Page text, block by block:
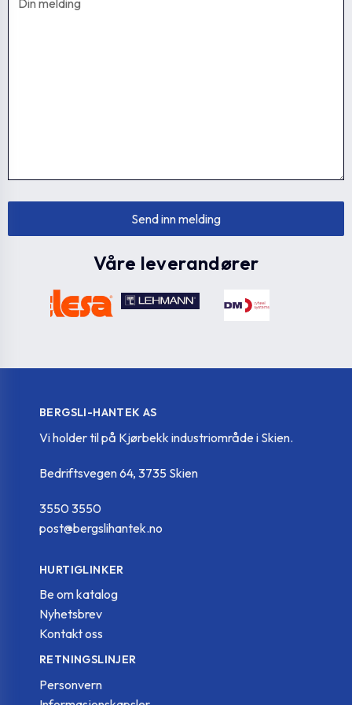
Våre leverandører
BERGSLI-HANTEK AS
Vi holder til på Kjørbekk industriområde i Skien.
Bedriftsvegen 64, 3735 Skien
3550 3550
post@bergslihantek.no
HURTIGLINKER
Be om katalog
Nyhetsbrev
Kontakt oss
RETNINGSLINJER
Personvern